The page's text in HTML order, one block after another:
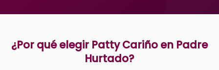
¿Por qué elegir Patty Cariño en Padre
Hurtado?